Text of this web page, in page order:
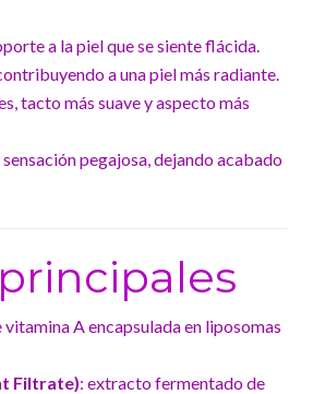
a la piel que se siente flácida.
a una piel más radiante.
tacto más suave y aspecto más
pegajosa, dejando acabado
vitamina A encapsulada en liposomas
Filtrate): extracto fermentado de